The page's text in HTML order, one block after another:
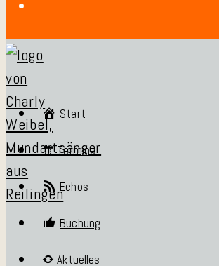
Start
Termine
Echos
Buchung
Aktuelles